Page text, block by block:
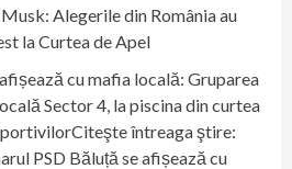
Alegerile din România au
la Curtea de Apel
cu mafia locală: Gruparea
Sector 4, la piscina din curtea
întreaga ştire:
PSD Băluță se afișează cu